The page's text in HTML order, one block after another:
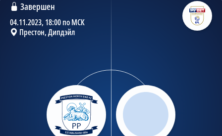
Завершен
04.11.2023, 18:00 по МСК
Престон, Дипдэйл
Чат
Трансферы
Статистика
Календарь игр
Состав команды